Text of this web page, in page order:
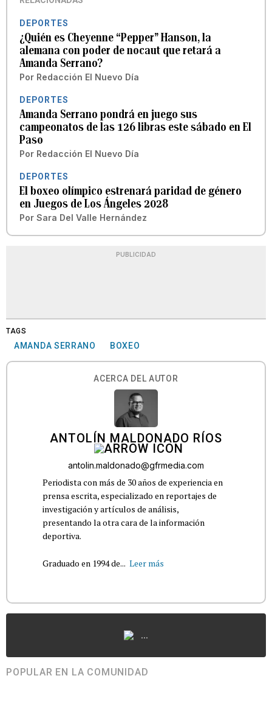
DEPORTES
¿Quién es Cheyenne “Pepper” Hanson, la
alemana con poder de nocaut que retará a
Amanda Serrano?
Por Redacción El Nuevo Día
DEPORTES
Amanda Serrano pondrá en juego sus
campeonatos de las 126 libras este sábado en El
Paso
Por Redacción El Nuevo Día
DEPORTES
El boxeo olímpico estrenará paridad de género
en Juegos de Los Ángeles 2028
Por Sara Del Valle Hernández
PUBLICIDAD
TAGS
AMANDA SERRANO BOXEO
ACERCA DEL AUTOR
ANTOLÍN MALDONADO RÍOS
antolin.maldonado@gfrmedia.com
Periodista con más de 30 años de experiencia en
prensa escrita, especializado en reportajes de
investigación y artículos de análisis,
presentando la otra cara de la información
deportiva.
Graduado en 1994 de... Leer más
...
POPULAR EN LA COMUNIDAD